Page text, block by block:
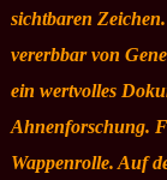
sichtbaren
vererbbar von
ein wertvolles
Ahnenforschung.
Wappenrolle. Auf